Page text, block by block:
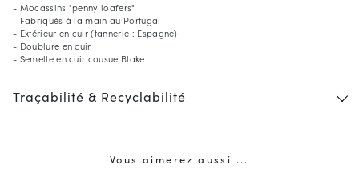
- Mocassins "penny loafers"
- Fabriqués à la main au Portugal
- Extérieur en cuir (tannerie : Espagne)
- Doublure en cuir
- Semelle en cuir cousue Blake
Traçabilité & Recyclabilité
Vous aimerez aussi ...